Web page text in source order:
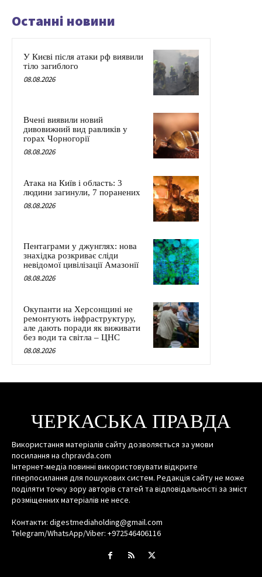
Останні новини
У Києві після атаки рф виявили
тіло загиблого
08.08.2026
Вчені виявили новий
дивовижний вид равликів у
горах Чорногорії
08.08.2026
Атака на Київ і область: 3
людини загинули, 7 поранених
08.08.2026
Пентаграми у джунглях: нова
знахідка розкриває сліди
невідомої цивілізації Амазонії
08.08.2026
Окупанти на Херсонщині не
ремонтують інфраструктуру,
але дають поради як виживати
без води та світла – ЦНС
08.08.2026
ЧЕРКАСЬКА ПРАВДА
Використання матеріалів сайту дозволяється за умови
посилання на chpravda.com
Інтернет-медіа повинні використовувати відкрите
гіперпосилання для пошукових систем. Редакція сайту не може
поділяти точку зору авторів статей та відповідальності за зміст
розміщенних матеріалів не несе.
Контакти: digestmediaholding@gmail.com
Telegram/WhatsApp/Viber: +972546406116